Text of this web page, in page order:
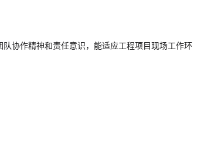
协作精神和责任意识，能适应工程项目现场工作环